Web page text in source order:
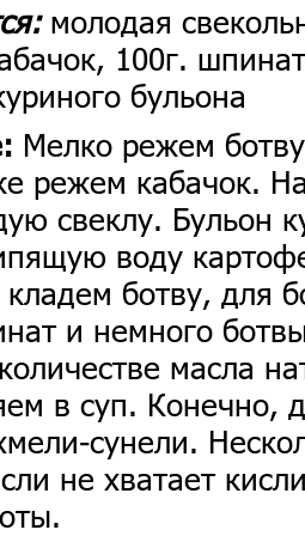
молодая
100г.
бульона
Мелко режем
режем кабачок.
свеклу. Бульон
воду
кладем ботву, для
и немного
масла
в суп. Конечно,
сунели.
не хватает